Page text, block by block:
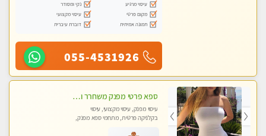
עיסוי מרגיע
נקי ומסודר
מקום פרטי
עיסוי מקצועי
תמונה אמיתית
דוברת עיברית
055-4531926
ספא פרטי מפנק משחרר ומרגיע, עם מגוון עיסויים לבחירה מומלץ לחלוטין!!!!
עיסוי מפנק, עיסוי מקצועי, עיסוי
בקלניקה פרטית, מתחמי ספא מפנק,